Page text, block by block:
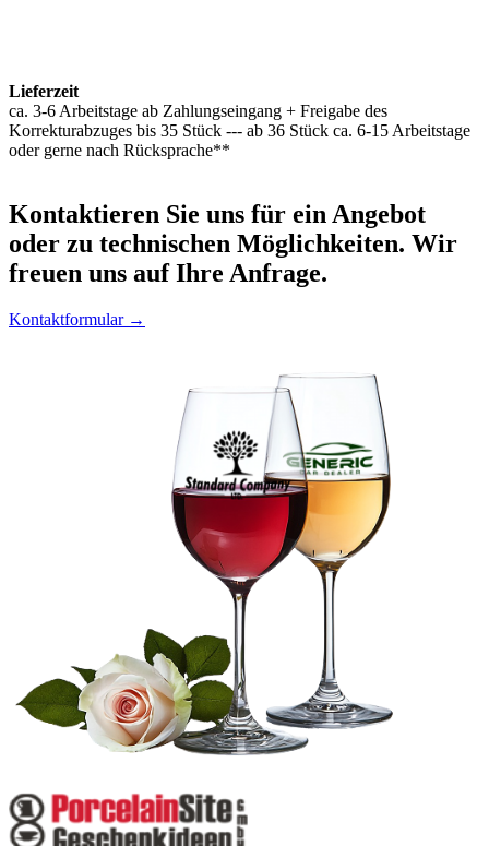
Lieferzeit
ca. 3-6 Arbeitstage ab Zahlungseingang + Freigabe des
Korrekturabzuges bis 35 Stück --- ab 36 Stück ca. 6-15 Arbeitstage
oder gerne nach Rücksprache**
Kontaktieren Sie uns für ein Angebot
oder zu technischen Möglichkeiten. Wir
freuen uns auf Ihre Anfrage.
Kontaktformular →